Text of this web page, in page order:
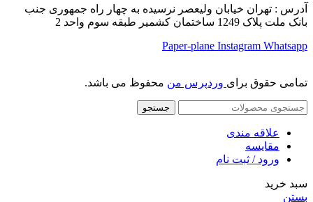
آدرس : تهران خیابان ولیعصر نرسیده به چهار راه جمهوری جنب
بانک ملت پلاک 1249 ساختمان کشمیر طبقه سوم واحد 2
Paper-plane Instagram Whatsapp
تمامی حقوق برای وردپرس من محفوظ می باشد.
جستجو
علاقه مندی
مقایسه
ورود / ثبت نام
سبد خرید
بستن